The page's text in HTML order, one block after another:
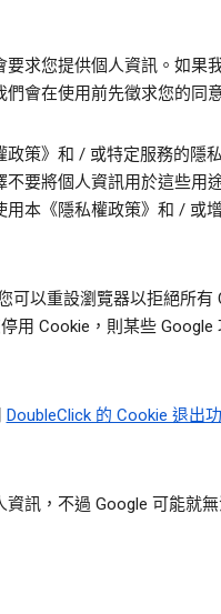
求您提供個人資訊。如果
會在使用前先徵求您的同
策》和 / 或特定服務的隱
要將個人資訊用於這些用
本《隱私權政策》和 / 或
可以重設瀏覽器以拒絕所有
用 Cookie，則某些 Google
DoubleClick 的 Cookie 退出
訊，不過 Google 可能就